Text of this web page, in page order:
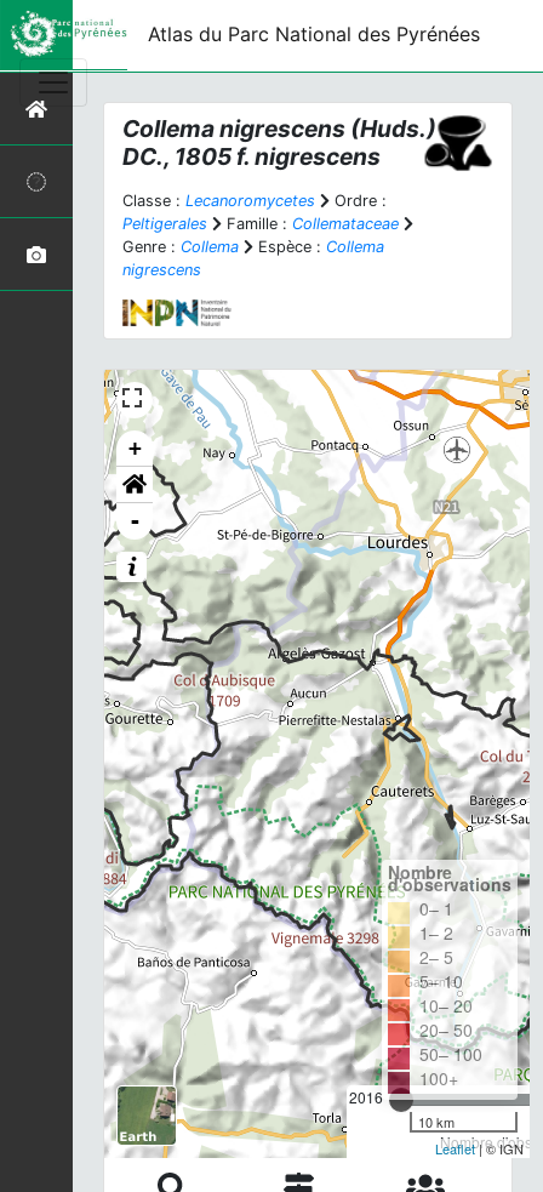
Atlas du Parc National des Pyrénées
Collema nigrescens (Huds.)
DC., 1805 f. nigrescens
Classe : Lecanoromycetes
Ordre :
Peltigerales
Famille : Collemataceae
Genre : Collema Espèce : Collema
nigrescens
+
-
2016
Nombre
Nombre
d'observations
0– 1
1– 2
2– 5
5– 10
10– 20
20– 50
50– 100
100+
10 km
Leaflet| © IGN